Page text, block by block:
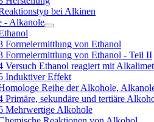
bei Alkinen
- Alkanole
Formelermittlung von Ethanol
Formelermittlung von Ethanol - Teil II
Versuch Ethanol reagiert mit
Induktiver Effekt
Reihe der Alkohole,
Primäre, sekundäre und tertiäre
Mehrwertige Alkohole